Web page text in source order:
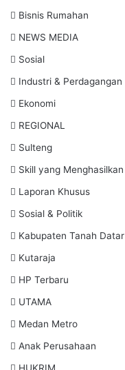
Bisnis Rumahan
NEWS MEDIA
Sosial
Industri & Perdagangan
Ekonomi
REGIONAL
Sulteng
Skill yang Menghasilkan
Laporan Khusus
Sosial & Politik
Kabupaten Tanah Datar
Kutaraja
HP Terbaru
UTAMA
Medan Metro
Anak Perusahaan